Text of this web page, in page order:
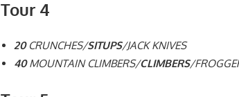
Tour 4
20CRUNCHES/SITUPS/JACK KNIVES
40MOUNTAIN CLIMBERS/CLIMBERS/